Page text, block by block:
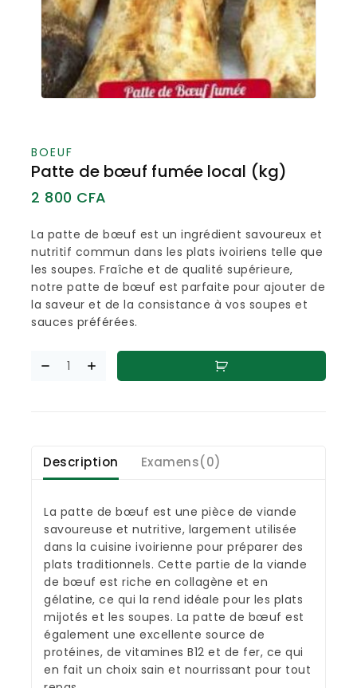
BOEUF
Patte de bœuf fumée local (kg)
2 800 CFA
La patte de bœuf est un ingrédient savoureux et
nutritif commun dans les plats ivoiriens telle que
les soupes. Fraîche et de qualité supérieure,
notre patte de bœuf est parfaite pour ajouter de
la saveur et de la consistance à vos soupes et
sauces préférées.
Description Examens(0)
La patte de bœuf est une pièce de viande
savoureuse et nutritive, largement utilisée
dans la cuisine ivoirienne pour préparer des
plats traditionnels. Cette partie de la viande
de bœuf est riche en collagène et en
gélatine, ce qui la rend idéale pour les plats
mijotés et les soupes. La patte de bœuf est
également une excellente source de
protéines, de vitamines B12 et de fer, ce qui
en fait un choix sain et nourrissant pour tout